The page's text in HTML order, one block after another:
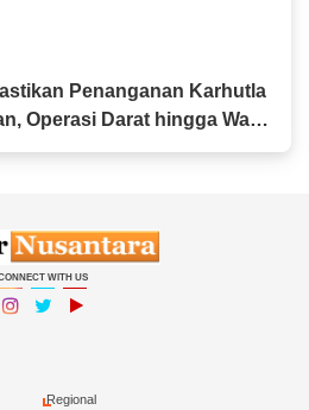
Penanganan Karhutla
Operasi Darat hingga Water
WITH US
Regional